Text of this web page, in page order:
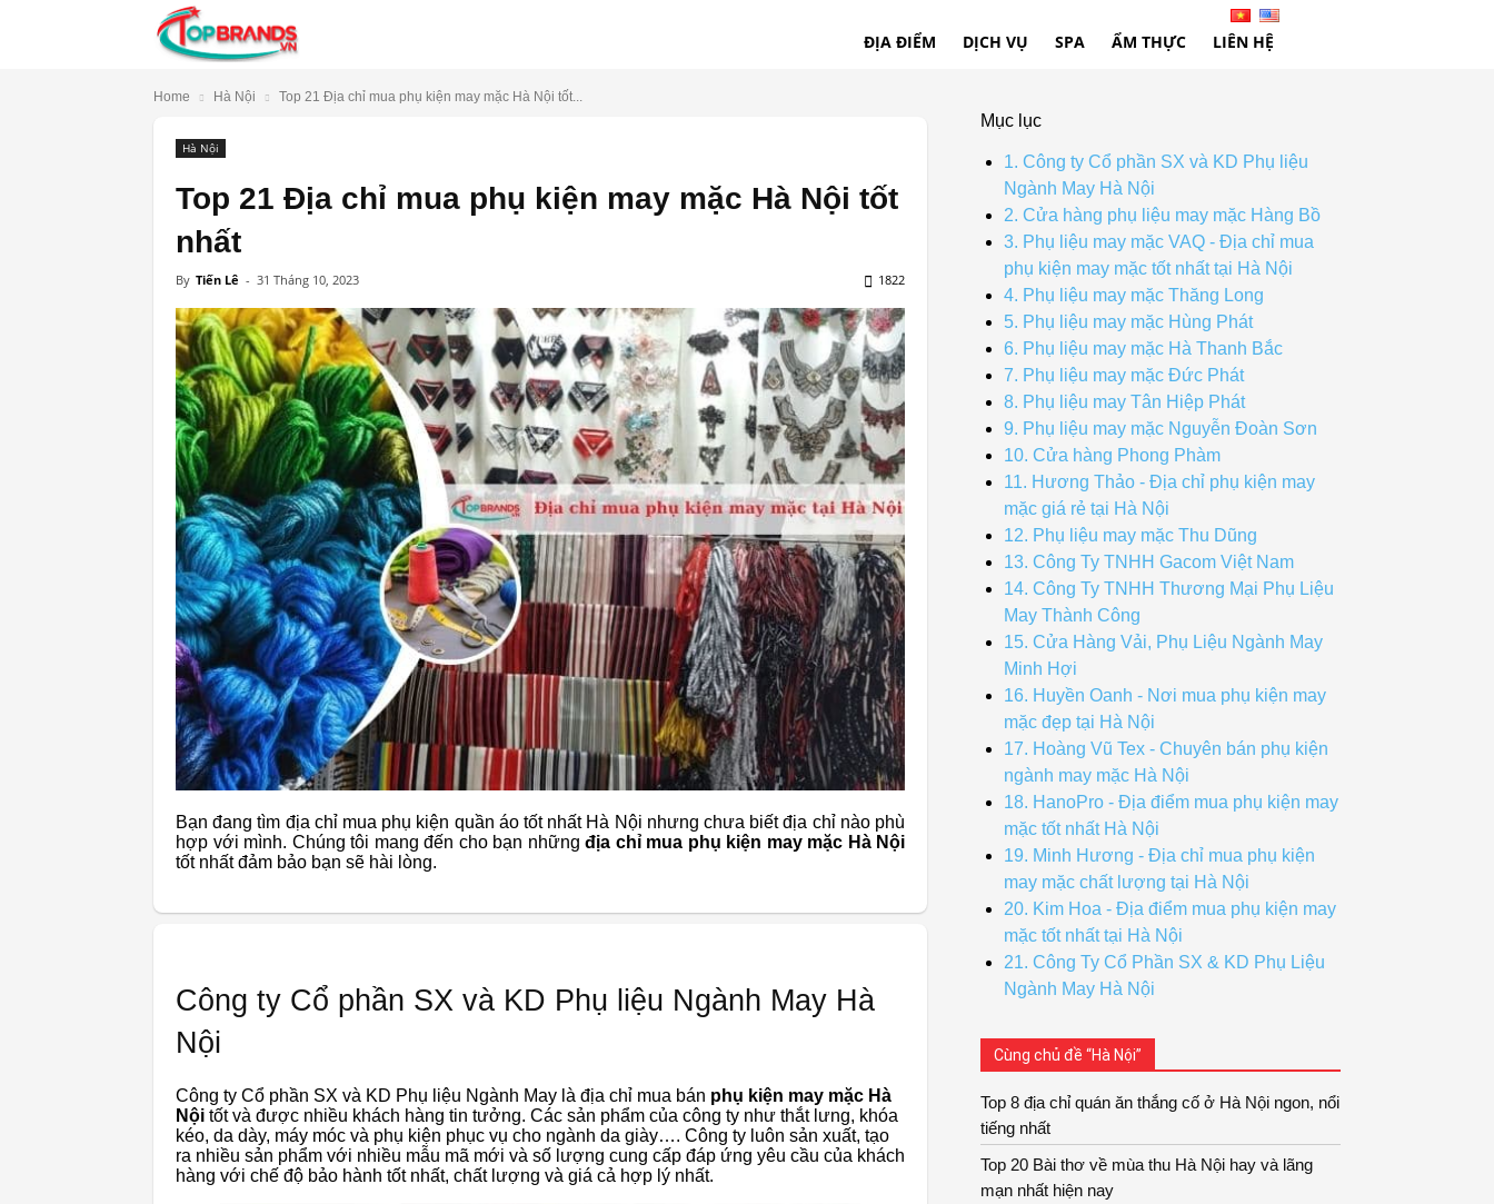
ĐỊA ĐIỂM DỊCH VỤ SPA ẨM THỰC LIÊN HỆ
Home Hà Nội Top 21 Địa chỉ mua phụ kiện may mặc Hà Nội tốt...
Hà Nội
Top 21 Địa chỉ mua phụ kiện may mặc Hà Nội tốt
nhất
By Tiến Lê - 31 Tháng 10, 2023 1822
Bạn đang tìm địa chỉ mua phụ kiện quần áo tốt nhất Hà Nội nhưng chưa biết địa chỉ nào phù
hợp với mình. Chúng tôi mang đến cho bạn những địa chỉ mua phụ kiện may mặc Hà Nội
tốt nhất đảm bảo bạn sẽ hài lòng.
Công ty Cổ phần SX và KD Phụ liệu Ngành May Hà
Nội
Công ty Cổ phần SX và KD Phụ liệu Ngành May là địa chỉ mua bán phụ kiện may mặc Hà
Nội tốt và được nhiều khách hàng tin tưởng. Các sản phẩm của công ty như thắt lưng, khóa
kéo, da dày, máy móc và phụ kiện phục vụ cho ngành da giày…. Công ty luôn sản xuất, tạo
ra nhiều sản phẩm với nhiều mẫu mã mới và số lượng cung cấp đáp ứng yêu cầu của khách
hàng với chế độ bảo hành tốt nhất, chất lượng và giá cả hợp lý nhất.
Mục lục
1. Công ty Cổ phần SX và KD Phụ liệu
Ngành May Hà Nội
2. Cửa hàng phụ liệu may mặc Hàng Bồ
3. Phụ liệu may mặc VAQ - Địa chỉ mua
phụ kiện may mặc tốt nhất tại Hà Nội
4. Phụ liệu may mặc Thăng Long
5. Phụ liệu may mặc Hùng Phát
6. Phụ liệu may mặc Hà Thanh Bắc
7. Phụ liệu may mặc Đức Phát
8. Phụ liệu may Tân Hiệp Phát
9. Phụ liệu may mặc Nguyễn Đoàn Sơn
10. Cửa hàng Phong Phàm
11. Hương Thảo - Địa chỉ phụ kiện may
mặc giá rẻ tại Hà Nội
12. Phụ liệu may mặc Thu Dũng
13. Công Ty TNHH Gacom Việt Nam
14. Công Ty TNHH Thương Mại Phụ Liệu
May Thành Công
15. Cửa Hàng Vải, Phụ Liệu Ngành May
Minh Hợi
16. Huyền Oanh - Nơi mua phụ kiện may
mặc đẹp tại Hà Nội
17. Hoàng Vũ Tex - Chuyên bán phụ kiện
ngành may mặc Hà Nội
18. HanoPro - Địa điểm mua phụ kiện may
mặc tốt nhất Hà Nội
19. Minh Hương - Địa chỉ mua phụ kiện
may mặc chất lượng tại Hà Nội
20. Kim Hoa - Địa điểm mua phụ kiện may
mặc tốt nhất tại Hà Nội
21. Công Ty Cổ Phần SX & KD Phụ Liệu
Ngành May Hà Nội
Cùng chủ đề “Hà Nội”
Top 8 địa chỉ quán ăn thắng cố ở Hà Nội ngon, nổi
tiếng nhất
Top 20 Bài thơ về mùa thu Hà Nội hay và lãng
mạn nhất hiện nay